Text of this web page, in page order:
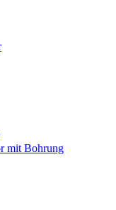
mit Bohrung